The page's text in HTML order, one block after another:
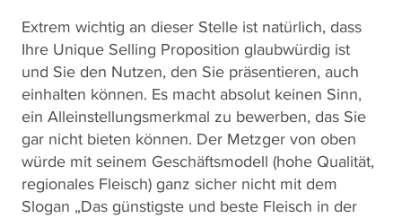
Extrem wichtig an dieser Stelle ist natürlich, dass
Ihre Unique Selling Proposition glaubwürdig ist
und Sie den Nutzen, den Sie präsentieren, auch
einhalten können. Es macht absolut keinen Sinn,
ein Alleinstellungsmerkmal zu bewerben, das Sie
gar nicht bieten können. Der Metzger von oben
würde mit seinem Geschäftsmodell (hohe Qualität,
regionales Fleisch) ganz sicher nicht mit dem
Slogan „Das günstigste und beste Fleisch in der